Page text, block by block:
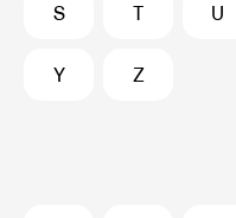
S T U
Y Z